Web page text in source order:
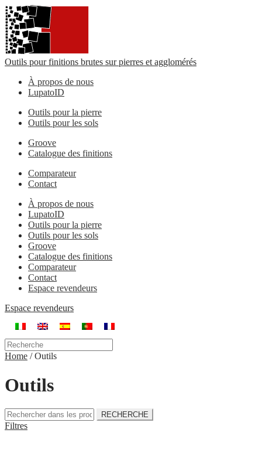
Outils pour finitions brutes sur pierres et agglomérés
À propos de nous
LupatoID
Outils pour la pierre
Outils pour les sols
Groove
Catalogue des finitions
Comparateur
Contact
À propos de nous
LupatoID
Outils pour la pierre
Outils pour les sols
Groove
Catalogue des finitions
Comparateur
Contact
Espace revendeurs
Espace revendeurs
Home /Outils
Outils
Filtres